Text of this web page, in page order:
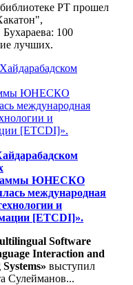
РТ прошел
100
лучших.
ЮНЕСКО
международная
и
[ETCDI]».
Software
Interaction and
выступил
Сулейманов...